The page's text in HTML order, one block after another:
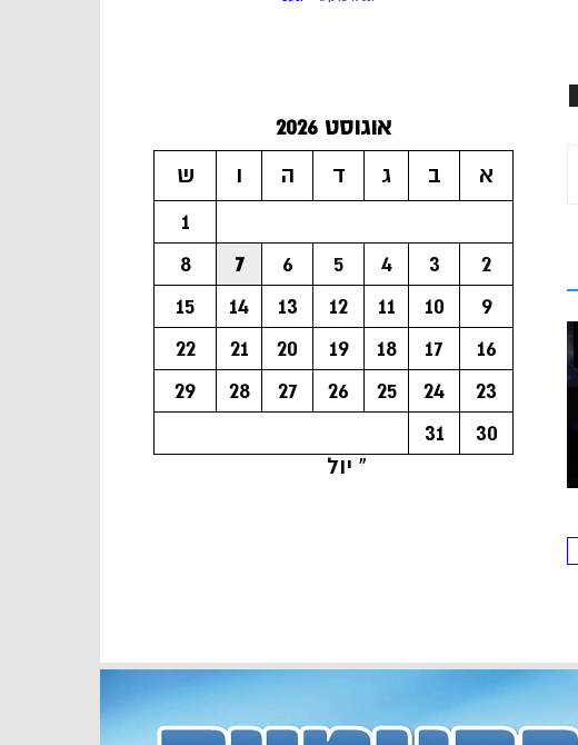
אוגוסט 2026
א
ב ג ד ה ו
ש
1
2
3
4
5
6
7
8
9
10
11
12
13
14
15
16
17
18
19
20
21
22
23
24
25
26
27
28
29
30
31
« יול